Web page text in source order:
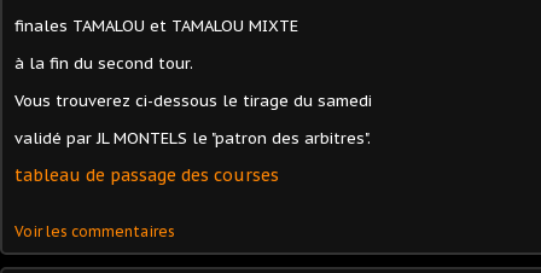
finales TAMALOU et TAMALOU MIXTE
à la fin du second tour.
Vous trouverez ci-dessous le tirage du samedi
validé par JL MONTELS le "patron des arbitres".
tableau de passage des courses
Voir les commentaires